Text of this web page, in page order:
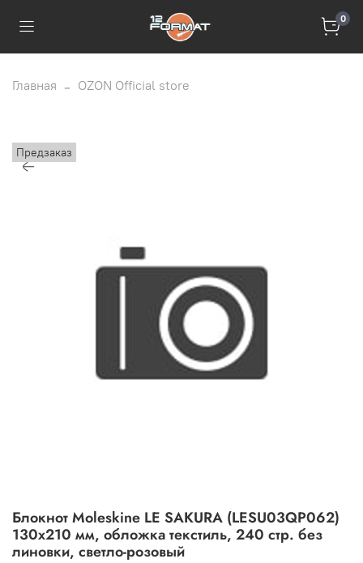
0
Главная OZON Official store
Предзаказ
Блокнот Moleskine LE SAKURA (LESU03QP062)
130х210 мм, обложка текстиль, 240 стр. без
линовки, светло-розовый